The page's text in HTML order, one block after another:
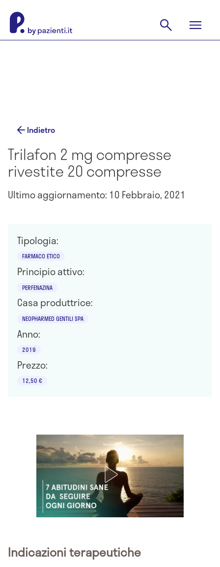
Indietro
Trilafon 2 mg compresse
rivestite 20 compresse
Ultimo aggiornamento: 10 Febbraio, 2021
Tipologia:
FARMACO ETICO
Principio attivo:
PERFENAZINA
Casa produttrice:
NEOPHARMED GENTILI SPA
Anno:
2019
Prezzo:
12,50 €
Indicazioni terapeutiche